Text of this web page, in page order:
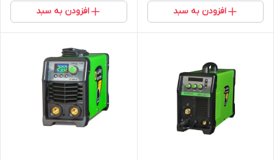
افزودن به سبد افزودن به سبد